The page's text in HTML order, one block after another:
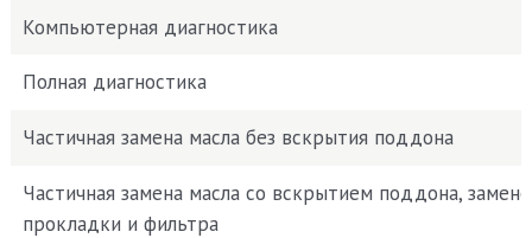
Компьютерная диагностика
Полная диагностика
Частичная замена масла без вскрытия поддона
Частичная замена масла со вскрытием поддона,
прокладки и фильтра